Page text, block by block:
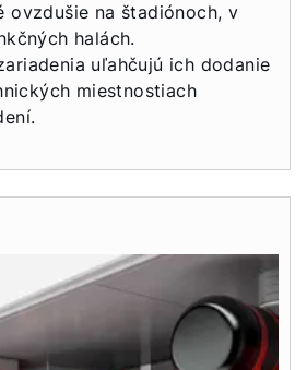
ovzdušie na štadiónoch, v
halách.
uľahčujú ich dodanie
miestnostiach